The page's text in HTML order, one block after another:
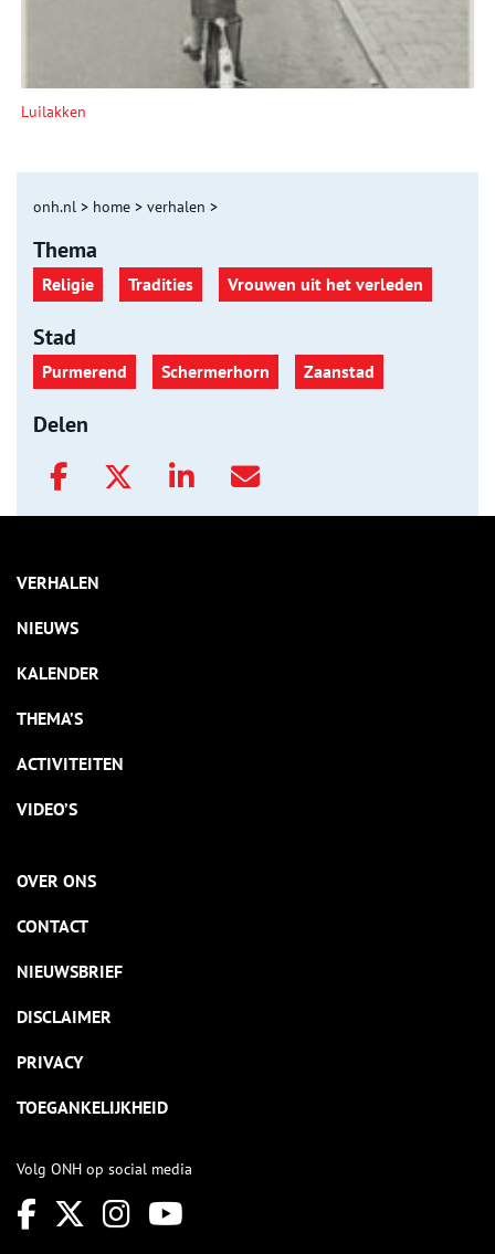
Luilakken
onh.nl > home > verhalen >
Thema
Religie Tradities Vrouwen uit het verleden
Stad
Purmerend Schermerhorn Zaanstad
Delen
VERHALEN
NIEUWS
KALENDER
THEMA’S
ACTIVITEITEN
VIDEO’S
OVER ONS
CONTACT
NIEUWSBRIEF
DISCLAIMER
PRIVACY
TOEGANKELIJKHEID
Volg ONH op social media